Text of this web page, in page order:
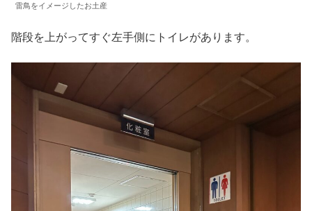
雷鳥をイメージしたお土産
階段を上がってすぐ左手側にトイレがあります。